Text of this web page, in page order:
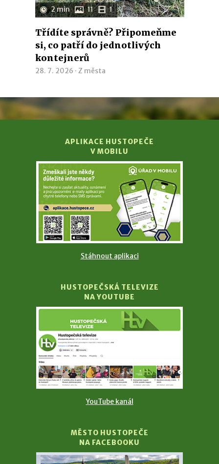
2 min 11 1
Třídíte správně? Připomeňme
si, co patří do jednotlivých
kontejnerů
28. 7. 2026 · Z města
APLIKACE HUSTOPEČE
V MOBILU
Stáhnout aplikaci
HUSTOPEČSKÁ TELEVIZE
NA YOUTUBE
YouTube kanál
MĚSTO HUSTOPEČE
NA FACEBOOKU